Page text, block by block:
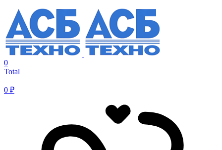
0
Total
0 ₽